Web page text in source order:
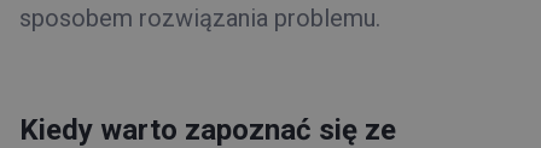
sposobem rozwiązania problemu.
Kiedy warto zapoznać się ze